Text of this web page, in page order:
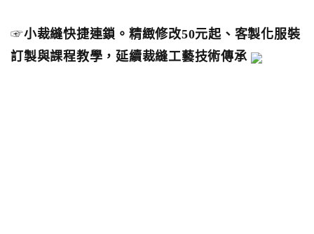
☞小裁縫快捷連鎖。精緻修改50元起、客製化服裝
訂製與課程教學，延續裁縫工藝技術傳承